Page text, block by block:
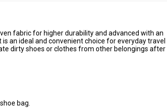
fabric for higher durability and advanced with an
an ideal and convenient choice for everyday travel
dirty shoes or clothes from other belongings after
bag.